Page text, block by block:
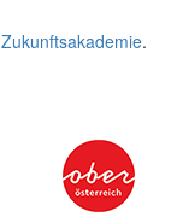
Zukunftsakademie.